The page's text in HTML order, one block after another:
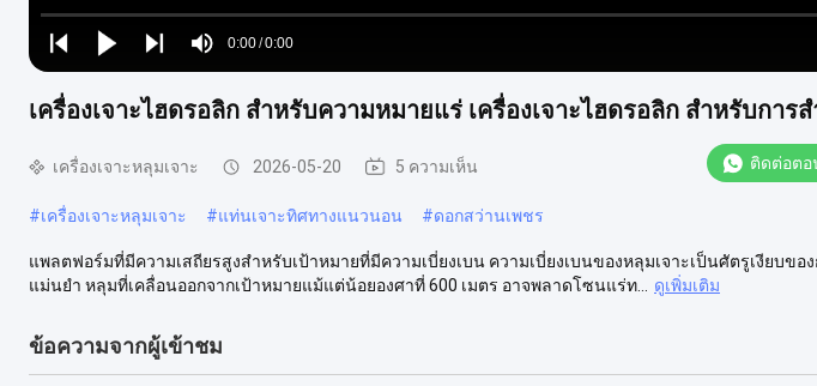
Play
Play
Play
Mute
Time
0:00/0:00
Loaded:
0%
เครื่องเจาะไฮดรอลิก สําหรับความหมายแร่ เครื่องเจาะไฮดรอลิก สําหรับการ
เครื่องเจาะหลุมเจาะ 2026-05-20 5 ความเห็น ติดต่อต
#เครื่องเจาะหลุมเจาะ #แท่นเจาะทิศทางแนวนอน #ดอกสว่านเพชร
แพลตฟอร์มที่มีความเสถียรสูงสำหรับเป้าหมายที่มีความเบี่ยงเบน ความเบี่ยงเบนของหลุมเจาะเป็นศัตรูเงียบข
แม่นยำ หลุมที่เคลื่อนออกจากเป้าหมายแม้แต่น้อยองศาที่ 600 เมตร อาจพลาดโซนแร่ท...
ดูเพิ่มเติม
ข้อความจากผู้เข้าชม